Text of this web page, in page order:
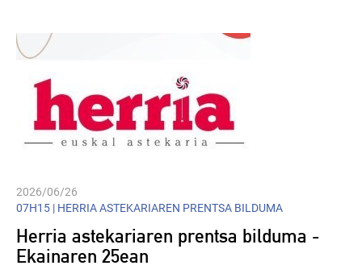
2026/06/26
07H15 | HERRIA ASTEKARIAREN PRENTSA BILDUMA
Herria astekariaren prentsa bilduma -
Ekainaren 25ean